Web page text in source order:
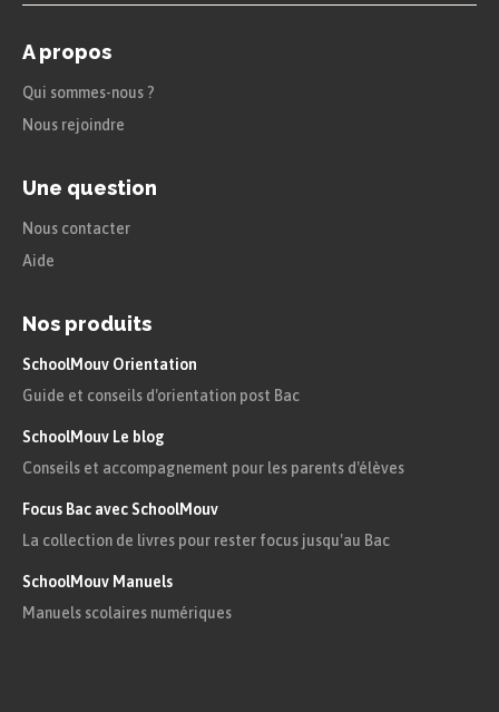
A propos
Qui sommes-nous ?
Nous rejoindre
Une question
Nous contacter
Aide
Nos produits
SchoolMouv Orientation
Guide et conseils d'orientation post Bac
SchoolMouv Le blog
Conseils et accompagnement pour les parents d'élèves
Focus Bac avec SchoolMouv
La collection de livres pour rester focus jusqu'au Bac
SchoolMouv Manuels
Manuels scolaires numériques